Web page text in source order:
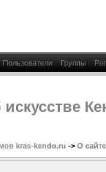
Пользователи Группы
kras-kendo.ru -> О сайте